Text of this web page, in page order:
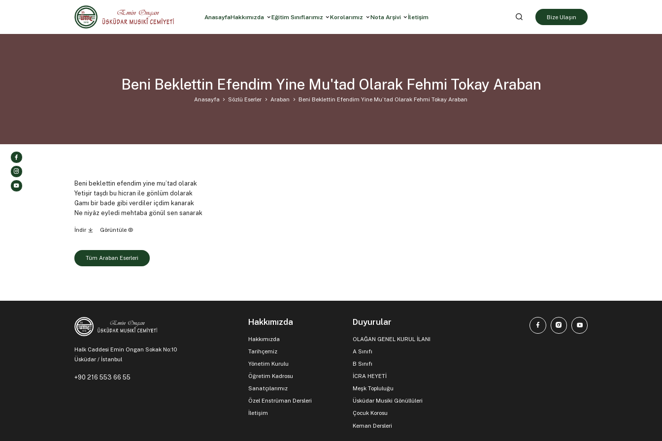
AnasayfaHakkımızda Eğitim Sınıflarımız Korolarımız Nota Arşivi İletişim Bize Ulaşın
Beni Beklettin Efendim Yine Mu'tad Olarak Fehmi Tokay Araban
Anasayfa Sözlü Eserler Araban Beni Beklettin Efendim Yine Mu’tad Olarak Fehmi Tokay Araban
Beni beklettin efendim yine mu’tad olarak
Yetişir taşdı bu hicran ile gönlüm dolarak
Gamı bir bade gibi verdiler içdim kanarak
Ne niyâz eyledi mehtaba gönül sen sanarak
İndir Görüntüle
Tüm Araban Eserleri
Halk Caddesi Emin Ongan Sokak No:10
Üsküdar / İstanbul
+90 216 553 66 55
Hakkımızda
Hakkımızda
Tarihçemiz
Yönetim Kurulu
Öğretim Kadrosu
Sanatçılarımız
Özel Enstrüman Dersleri
İletişim
Duyurular
OLAĞAN GENEL KURUL İLANI
A Sınıfı
B Sınıfı
İCRA HEYETİ
Meşk Topluluğu
Üsküdar Musiki Gönüllüleri
Çocuk Korosu
Keman Dersleri